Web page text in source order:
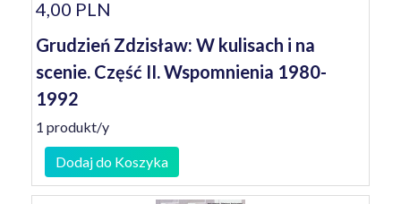
4,00 PLN
Grudzień Zdzisław: W kulisach i na
scenie. Część II. Wspomnienia 1980-
1992
1 produkt/y
Dodaj do Koszyka